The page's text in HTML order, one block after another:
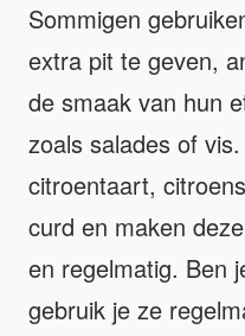
Sommigen
extra pit te geven,
de smaak van hun
zoals salades of
citroentaart,
curd en maken
en regelmatig. Ben
gebruik je ze